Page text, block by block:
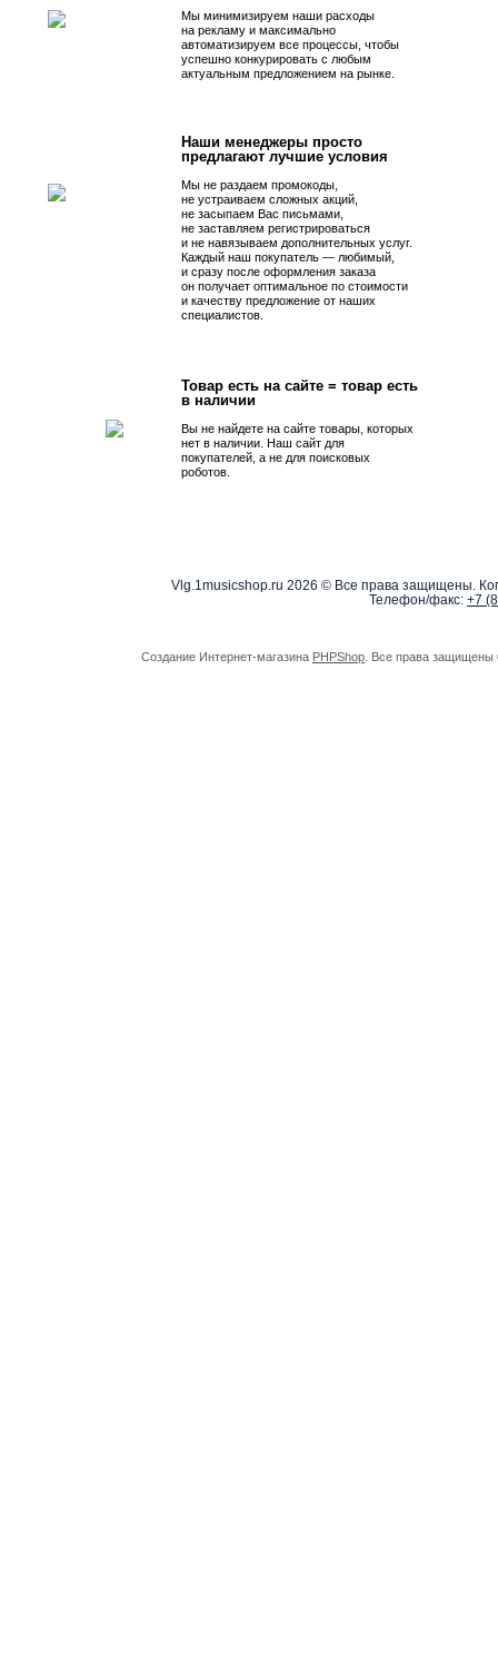
Мы минимизируем наши расходы
на рекламу и максимально
автоматизируем все процессы, чтобы
успешно конкурировать с любым
актуальным предложением на рынке.
Наши менеджеры просто
предлагают лучшие условия
Мы не раздаем промокоды,
не устраиваем сложных акций,
не засыпаем Вас письмами,
не заставляем регистрироваться
и не навязываем дополнительных услуг.
Каждый наш покупатель — любимый,
и сразу после оформления заказа
он получает оптимальное по стоимости
и качеству предложение от наших
специалистов.
Товар есть на сайте = товар есть
в наличии
Вы не найдете на сайте товары, которых
нет в наличии. Наш сайт для
покупателей, а не для поисковых
роботов.
Vlg.1musicshop.ru 2026 © Все права защищены.
Телефон/факс: +7
Создание Интернет-магазина PHPShop . Все права защищены